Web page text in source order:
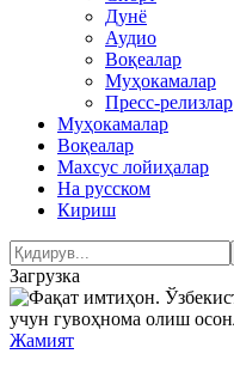
Дунё
Аудио
Воқеалар
Муҳокамалар
Пресс-релизлар
Муҳокамалар
Воқеалар
Махсус лойиҳалар
На русском
Кириш
Загрузка
Жамият